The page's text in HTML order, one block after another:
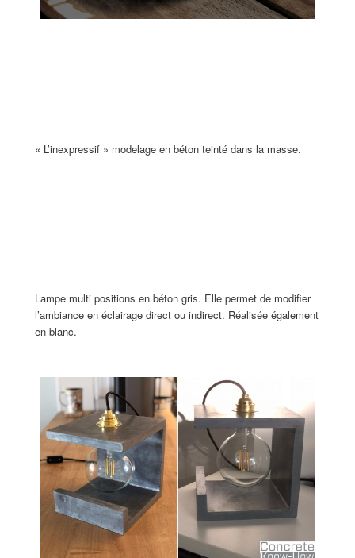
« L’inexpressif » modelage en béton teinté dans la masse.
Lampe multi positions en béton gris. Elle permet de modifier
l’ambiance en éclairage direct ou indirect. Réalisée également
en blanc.